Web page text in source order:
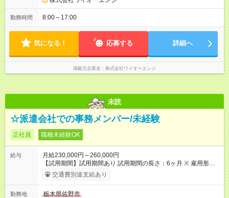
勤務時間 8:00～17:00
気になる！ 応募する 詳細へ
掲載元企業名 株式会社ワイオーエンジ
未読
☆派遣会社での事務メンバー/未経験
正社員 職種未経験OK
給与
月給230,000円～260,000円
【試用期間】試用期間あり 試用期間の長さ：6ヶ月 ※ 雇用形態
と給与に、本採用時と異なる部分があります。 雇用形態：アル
バイト・パート採用 給与：時給 1,300円以上
交通費別途支給あり
勤務地
栃木県佐野市